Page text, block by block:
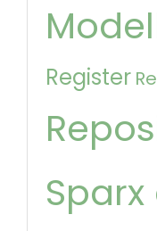
Register